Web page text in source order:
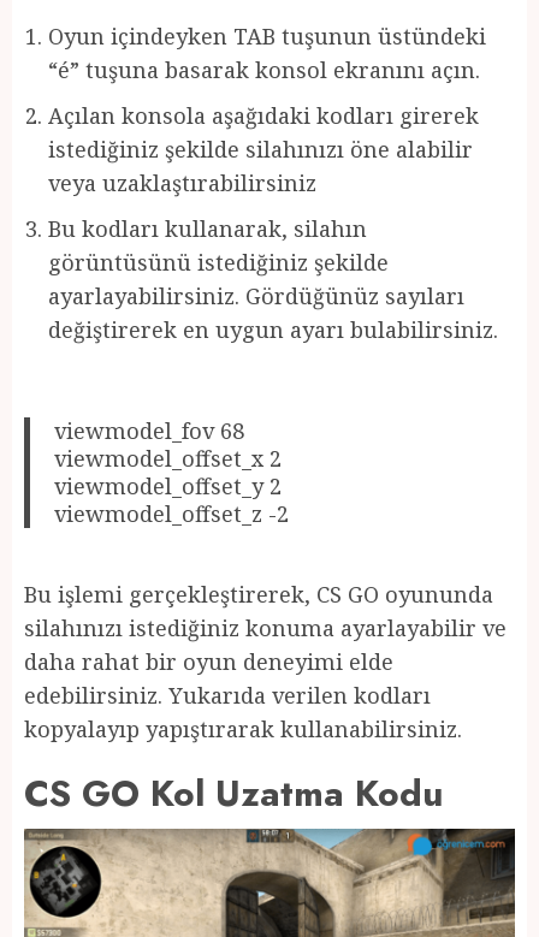
Oyun içindeyken TAB tuşunun üstündeki
“é” tuşuna basarak konsol ekranını açın.
Açılan konsola aşağıdaki kodları girerek
istediğiniz şekilde silahınızı öne alabilir
veya uzaklaştırabilirsiniz
Bu kodları kullanarak, silahın
görüntüsünü istediğiniz şekilde
ayarlayabilirsiniz. Gördüğünüz sayıları
değiştirerek en uygun ayarı bulabilirsiniz.
viewmodel_fov 68
viewmodel_offset_x 2
viewmodel_offset_y 2
viewmodel_offset_z -2
Bu işlemi gerçekleştirerek, CS GO oyununda
silahınızı istediğiniz konuma ayarlayabilir ve
daha rahat bir oyun deneyimi elde
edebilirsiniz. Yukarıda verilen kodları
kopyalayıp yapıştırarak kullanabilirsiniz.
CS GO Kol Uzatma Kodu